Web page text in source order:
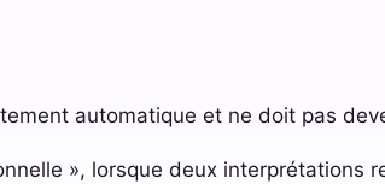
automatique et ne doit pas
», lorsque deux interprétations